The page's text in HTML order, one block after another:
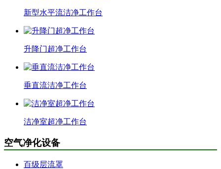
新型水平流洁净工作台
升降门超净工作台
垂直流洁净工作台
洁净室超净工作台
空气净化设备
百级层流罩